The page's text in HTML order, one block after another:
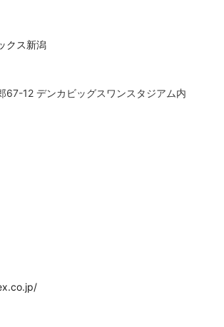
クス新潟
67-12 デンカビッグスワンスタジアム内